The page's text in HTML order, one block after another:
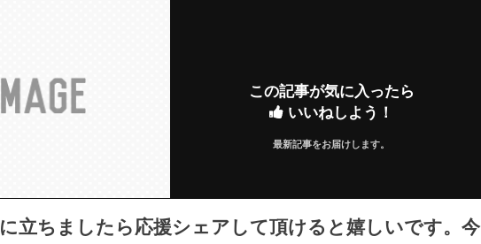
この記事が気に入ったら
いいねしよう！
最新記事をお届けします。
立ちましたら応援シェアして頂けると嬉しいです。今